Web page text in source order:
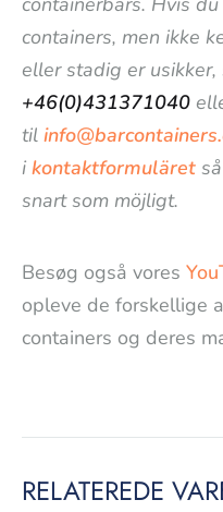
containers, men ikke
eller stadig er
+46(0)431371040
til
i kontaktformuläret
snart som möjligt.
Besøg også vores
opleve de forskellige
containers og deres
RELATEREDE